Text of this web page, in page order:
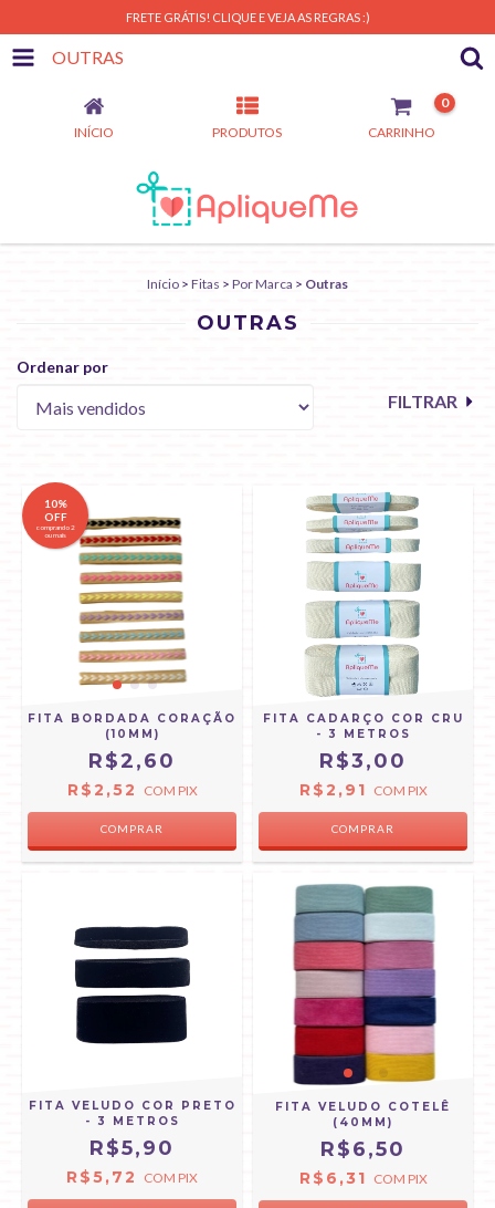
FRETE GRÁTIS! CLIQUE E VEJA AS REGRAS :)
OUTRAS
INÍCIO PRODUTOS CARRINHO
0
Início > Fitas > Por Marca > Outras
OUTRAS
Ordenar por
FILTRAR
10%
OFF
comprando 2
ou mais
FITA BORDADA CORAÇÃO
(10MM)
R$2,60
R$2,52 COM PIX
COMPRAR
FITA CADARÇO COR CRU
- 3 METROS
R$3,00
R$2,91 COM PIX
COMPRAR
FITA VELUDO COR PRETO
- 3 METROS
R$5,90
R$5,72 COM PIX
FITA VELUDO COTELÊ
(40MM)
R$6,50
R$6,31 COM PIX